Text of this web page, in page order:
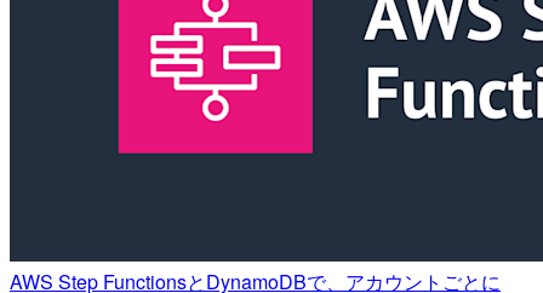
AWS Step FunctionsとDynamoDBで、アカウントごとに